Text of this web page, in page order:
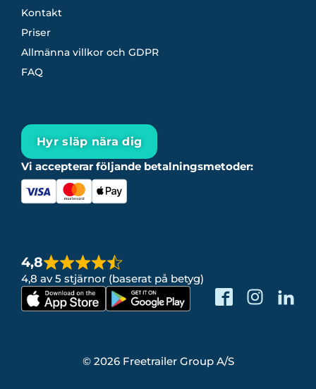
Kontakt
Priser
Allmänna villkor och GDPR
FAQ
Hyr släp nära dig
Vi accepterar följande betalningsmetoder:
4,8
4,8 av 5 stjärnor (baserat på betyg)
© 2026 Freetrailer Group A/S